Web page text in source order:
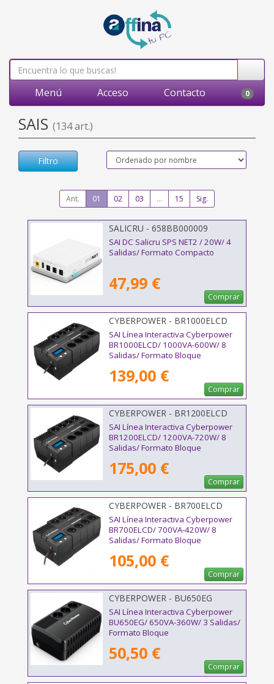
Menú Acceso Contacto 0
SAIS (134 art.)
Filtro
Ant. 01 02 03 ... 15 Sig.
SALICRU - 658BB000009
SAI DC Salicru SPS NET2 / 20W/ 4
Salidas/ Formato Compacto
47,99 €
Comprar
CYBERPOWER - BR1000ELCD
SAI Línea Interactiva Cyberpower
BR1000ELCD/ 1000VA-600W/ 8
Salidas/ Formato Bloque
139,00 €
Comprar
CYBERPOWER - BR1200ELCD
SAI Línea Interactiva Cyberpower
BR1200ELCD/ 1200VA-720W/ 8
Salidas/ Formato Bloque
175,00 €
Comprar
CYBERPOWER - BR700ELCD
SAI Línea Interactiva Cyberpower
BR700ELCD/ 700VA-420W/ 8
Salidas/ Formato Bloque
105,00 €
Comprar
CYBERPOWER - BU650EG
SAI Línea Interactiva Cyberpower
BU650EG/ 650VA-360W/ 3 Salidas/
Formato Bloque
50,50 €
Comprar